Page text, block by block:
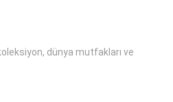
dünya mutfakları ve